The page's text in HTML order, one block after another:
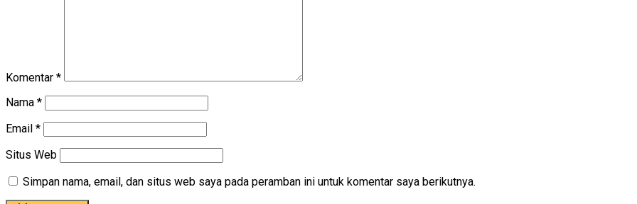
Komentar *
Nama *
Email *
Situs Web
Simpan nama, email, dan situs web saya pada peramban ini untuk komentar saya berikutnya.